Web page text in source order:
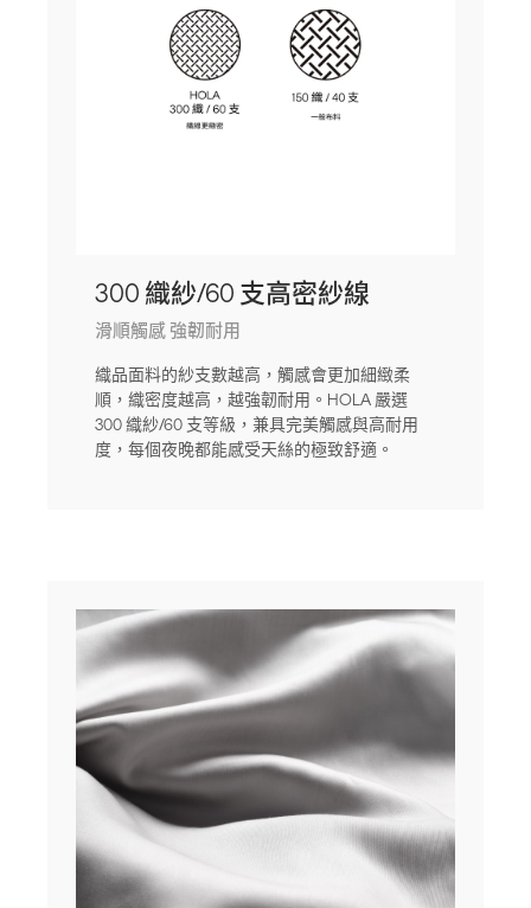
300 織紗/60 支高密紗線
滑順觸感 強韌耐用
織品面料的紗支數越高，觸感會更加細緻柔
順，織密度越高，越強韌耐用。HOLA 嚴選
300 織紗/60 支等級，兼具完美觸感與高耐用
度，每個夜晚都能感受天絲的極致舒適。